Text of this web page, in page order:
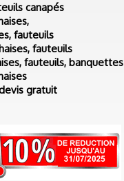
canapés
fauteuils
fauteuils
fauteuils, banquettes
gratuit